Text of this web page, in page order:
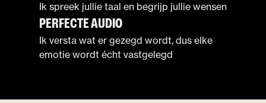
Ik spreek jullie taal en begrijp jullie wensen
PERFECTE AUDIO
Ik versta wat er gezegd wordt, dus elke
emotie wordt écht vastgelegd